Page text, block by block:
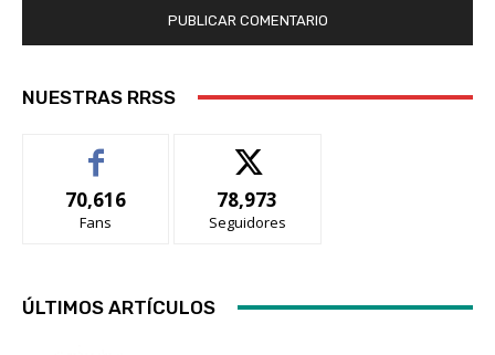
NUESTRAS RRSS
70,616
Fans
78,973
Seguidores
ÚLTIMOS ARTÍCULOS